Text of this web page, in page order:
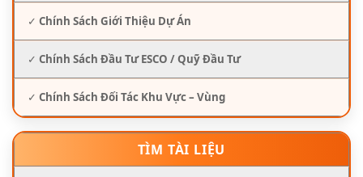
✓ Chính Sách Giới Thiệu Dự Án
✓ Chính Sách Đầu Tư ESCO / Quỹ Đầu Tư
✓ Chính Sách Đối Tác Khu Vực – Vùng
TÌM TÀI LIỆU